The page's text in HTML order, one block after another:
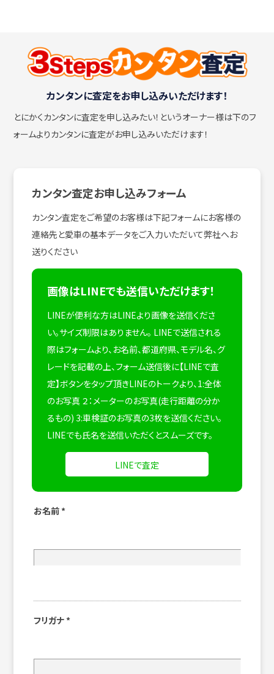
カンタンに査定をお申し込みいただけます！
とにかくカンタンに査定を申し込みたい！ というオーナー様は下のフ
ォームよりカンタンに査定がお申し込みいただけます！
カンタン査定お申し込みフォーム
カンタン査定をご希望のお客様は下記フォームにお客様の
連絡先と愛車の基本データをご入力いただいて弊社へお
送りください
画像はLINEでも送信いただけます！
LINEが便利な方はLINEより画像を送信くださ
い。サイズ制限はありません。 LINEで送信される
際はフォームより、お名前、都道府県、モデル名、グ
レードを記載の上、フォーム送信後に【LINEで査
定】ボタンをタップ頂きLINEのトークより、1:全体
のお写真 ２：メーターのお写真(走行距離の分か
るもの) 3:車検証のお写真の3枚を送信ください。
LINEでも氏名を送信いただくとスムーズです。
LINEで査定
お名前 *
フリガナ *